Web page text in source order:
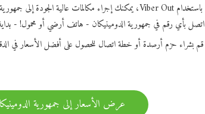
باستخدام Viber Out، يمكنك إجراء مكالمات عالية الجودة إلى جمهورية الدومينيكان من ليشتينستين.
اتصل بأي رقم في جمهورية الدومينيكان - هاتف أرضي أو محمول! - بداية من 5.5 ¢ فقط لكل
قم بشراء حزم أرصدة أو خطة اتصال للحصول على أفضل الأسعار في
عرض الأسعار إلى جمهورية